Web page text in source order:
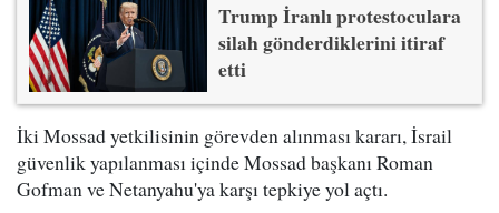
Trump İranlı protestoculara
silah gönderdiklerini itiraf
etti
İki Mossad yetkilisinin görevden alınması kararı, İsrail
güvenlik yapılanması içinde Mossad başkanı Roman
Gofman ve Netanyahu'ya karşı tepkiye yol açtı.